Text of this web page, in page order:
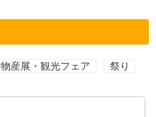
物産展・観光フェア 祭り